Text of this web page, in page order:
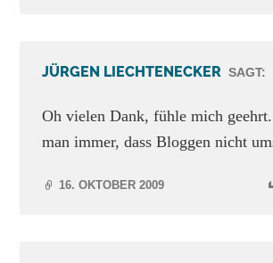
JÜRGEN LIECHTENECKER SAGT:
Oh vielen Dank, fühle mich
man immer, dass Bloggen nicht
16. OKTOBER 2009